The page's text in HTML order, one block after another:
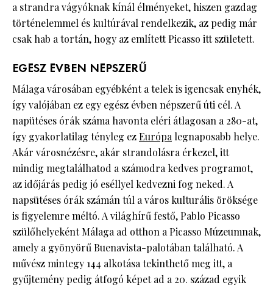
a strandra vágyóknak kínál élményeket, hiszen gazdag
történelemmel és kultúrával rendelkezik, az pedig már
csak hab a tortán, hogy az említett Picasso itt született.
EGÉSZ ÉVBEN NÉPSZERŰ
Málaga városában egyébként a telek is igencsak enyhék,
így valójában ez egy egész évben népszerű úti cél. A
napütéses órák száma havonta eléri átlagosan a 280-at,
így gyakorlatilag tényleg ezEurópalegnaposabb helye.
Akár városnézésre, akár strandolásra érkezel, itt
mindig megtalálhatod a számodra kedves programot,
az időjárás pedig jó eséllyel kedvezni fog neked. A
napsütéses órák számán túl a város kulturális öröksége
is figyelemre méltó. A világhírű festő, Pablo Picasso
szülőhelyeként Málaga ad otthon a Picasso Múzeumnak,
amely a gyönyörű Buenavista-palotában található. A
művész mintegy 144 alkotása tekinthető meg itt, a
gyűjtemény pedig átfogó képet ad a 20. század egyik